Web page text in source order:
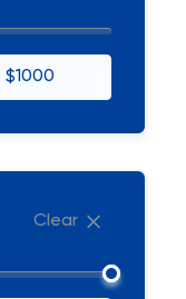
$1000
Clear